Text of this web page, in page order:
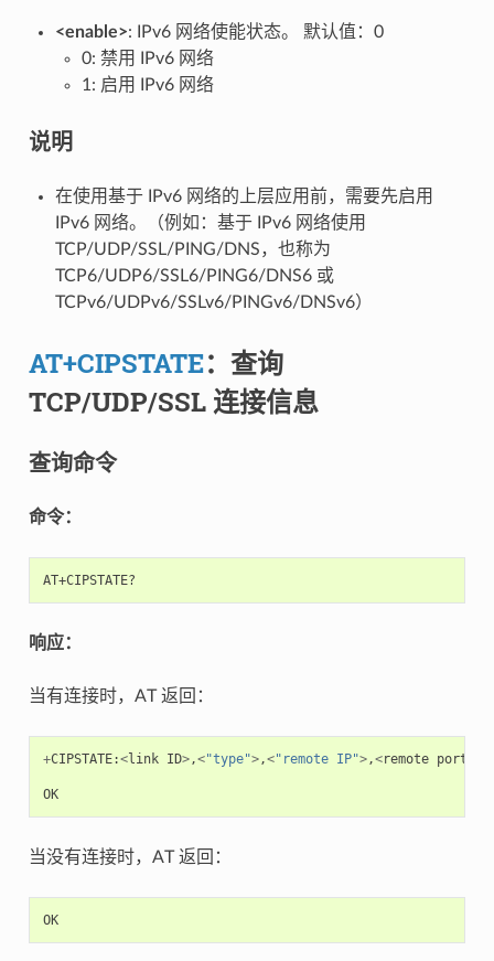
<enable>: IPv6 网络使能状态。 默认值：0
0: 禁用 IPv6 网络
1: 启用 IPv6 网络
说明
在使用基于 IPv6 网络的上层应用前，需要先启用
IPv6 网络。（例如：基于 IPv6 网络使用
TCP/UDP/SSL/PING/DNS，也称为
TCP6/UDP6/SSL6/PING6/DNS6 或
TCPv6/UDPv6/SSLv6/PINGv6/DNSv6）
AT+CIPSTATE：查询
TCP/UDP/SSL 连接信息
查询命令
命令：
响应：
当有连接时，AT 返回：
+CIPSTATE:<link ID>,<"type">,<"remote IP">,<remote port
OK
当没有连接时，AT 返回：
OK